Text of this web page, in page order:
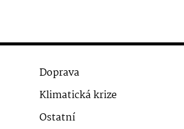
Doprava
Klimatická krize
Ostatní